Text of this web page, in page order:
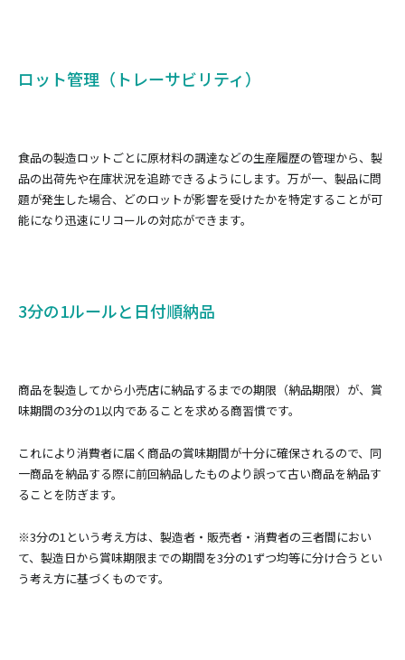
ロット管理（トレーサビリティ）
食品の製造ロットごとに原材料の調達などの生産履歴の管理から、製
品の出荷先や在庫状況を追跡できるようにします。万が一、製品に問
題が発生した場合、どのロットが影響を受けたかを特定することが可
能になり迅速にリコールの対応ができます。
3分の1ルールと日付順納品
商品を製造してから小売店に納品するまでの期限（納品期限）が、賞
味期間の3分の1以内であることを求める商習慣です。
これにより消費者に届く商品の賞味期間が十分に確保されるので、同
一商品を納品する際に前回納品したものより誤って古い商品を納品す
ることを防ぎます。
※3分の1という考え方は、製造者・販売者・消費者の三者間におい
て、製造日から賞味期限までの期間を3分の1ずつ均等に分け合うとい
う考え方に基づくものです。